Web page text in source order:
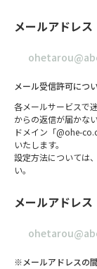
メールアドレス
メール受信許可につ
各メールサービスで
からの返信が届かな
ドメイン「@ohe-
いたします。
設定方法については
い。
メールアドレス
※メールアドレスの